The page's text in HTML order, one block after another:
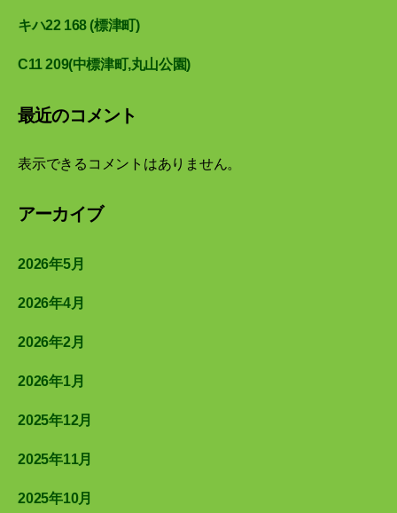
キハ22 168 (標津町)
C11 209(中標津町,丸山公園)
最近のコメント
表示できるコメントはありません。
アーカイブ
2026年5月
2026年4月
2026年2月
2026年1月
2025年12月
2025年11月
2025年10月